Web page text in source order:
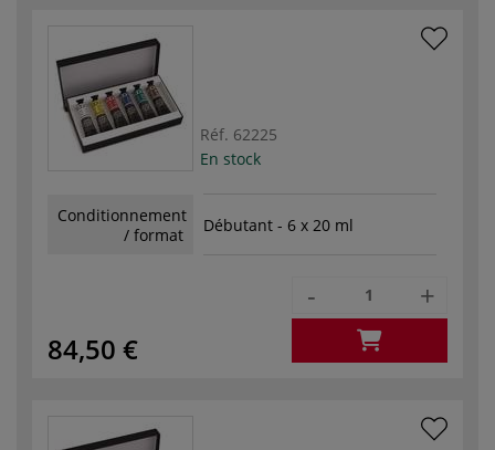
Réf. 62225
En stock
Conditionnement
/ format
Débutant - 6 x 20 ml
84,50 €
- +